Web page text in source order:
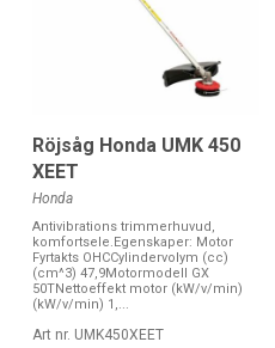
Röjsåg Honda UMK 450
XEET
Honda
Antivibrations trimmerhuvud,
komfortsele.Egenskaper: Motor
Fyrtakts OHCCylindervolym (cc)
(cm^3) 47,9Motormodell GX
50TNettoeffekt motor (kW/v/min)
(kW/v/min) 1,...
Art nr. UMK450XEET